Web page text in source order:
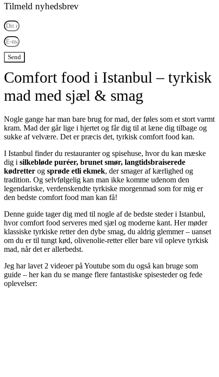
Tilmeld nyhedsbrev
Send
Comfort food i Istanbul – tyrkisk
mad med sjæl & smag
Nogle gange har man bare brug for mad, der føles som et stort varmt
kram. Mad der går lige i hjertet og får dig til at læne dig tilbage og
sukke af velvære. Det er præcis det, tyrkisk comfort food kan.
I Istanbul finder du restauranter og spisehuse, hvor du kan mæske
dig i silkebløde puréer, brunet smør, langtidsbraiserede
kødretter og sprøde etli ekmek, der smager af kærlighed og
tradition. Og selvfølgelig kan man ikke komme udenom den
legendariske, verdenskendte tyrkiske morgenmad som for mig er
den bedste comfort food man kan få!
Denne guide tager dig med til nogle af de bedste steder i Istanbul,
hvor comfort food serveres med sjæl og moderne kant. Her møder
klassiske tyrkiske retter den dybe smag, du aldrig glemmer – uanset
om du er til tungt kød, olivenolie-retter eller bare vil opleve tyrkisk
mad, når det er allerbedst.
Jeg har lavet 2 videoer på Youtube som du også kan bruge som
guide – her kan du se mange flere fantastiske spisesteder og fede
oplevelser: